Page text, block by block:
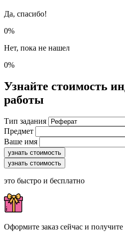
Да, спасибо!
0%
Нет, пока не нашел
0%
Узнайте стоимость
работы
Тип задания
Предмет
Ваше имя
узнать стоимость
узнать стоимость
это быстро и бесплатно
Оформите заказ сейчас и